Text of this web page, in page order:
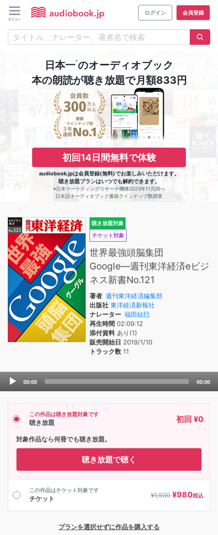
ログイン 会員登録
日本一※のオーディオブック
本の朗読が聴き放題で月額833円
初回14日間無料で体験
audiobook.jpは会員登録(無料)でお楽しみいただけます。
聴き放題プランはいつでも解約できます。
※日本マーケティングリサーチ機構2023年11月調べ
日本語オーディオブック書籍ラインナップ数調査
聴き放題対象
チケット対象
世界最強頭脳集団
Google―週刊東洋経済eビジ
ネス新書No.121
著者 週刊東洋経済編集部
出版社 東洋経済新報社
ナレーター 福田結巳
再生時間 02:09:12
添付資料あり(1)
販売開始日 2019/1/10
トラック数 11
Audio
00:00 00:00
この作品は聴き放題対象です
聴き放題 初回 ¥0
対象作品なら何冊でも聴き放題。
聴き放題で聴く
この作品はチケット対象です
チケット ¥1,500 ¥980税込
プランを選択せずに作品を購入する